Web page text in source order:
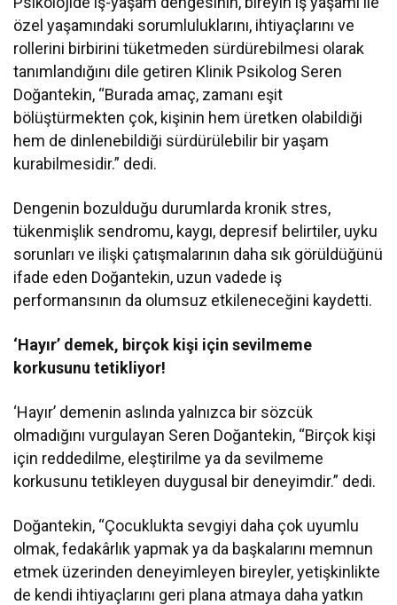
özel yaşamındaki sorumluluklarını, ihtiyaçlarını ve
rollerini birbirini tüketmeden sürdürebilmesi olarak
tanımlandığını dile getiren Klinik Psikolog Seren
Doğantekin, “Burada amaç, zamanı eşit
bölüştürmekten çok, kişinin hem üretken olabildiği
hem de dinlenebildiği sürdürülebilir bir yaşam
kurabilmesidir.” dedi.
Dengenin bozulduğu durumlarda kronik stres,
tükenmişlik sendromu, kaygı, depresif belirtiler, uyku
sorunları ve ilişki çatışmalarının daha sık görüldüğünü
ifade eden Doğantekin, uzun vadede iş
performansının da olumsuz etkileneceğini kaydetti.
‘Hayır’ demek, birçok kişi için sevilmeme
korkusunu tetikliyor!
‘Hayır’ demenin aslında yalnızca bir sözcük
olmadığını vurgulayan Seren Doğantekin, “Birçok kişi
için reddedilme, eleştirilme ya da sevilmeme
korkusunu tetikleyen duygusal bir deneyimdir.” dedi.
Doğantekin, “Çocuklukta sevgiyi daha çok uyumlu
olmak, fedakârlık yapmak ya da başkalarını memnun
etmek üzerinden deneyimleyen bireyler, yetişkinlikte
de kendi ihtiyaçlarını geri plana atmaya daha yatkın